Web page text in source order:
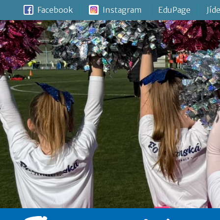
Facebook Instagram EduPage